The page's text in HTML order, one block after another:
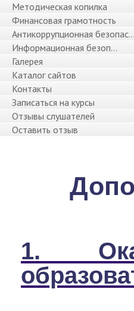
Методическая копилка
Финансовая грамотность
Антикоррупционная безопасность
Информационная безоп...
Галерея
Каталог сайтов
Контакты
Записаться на курсы
Отзывы слушателей
Оставить отзыв
1.